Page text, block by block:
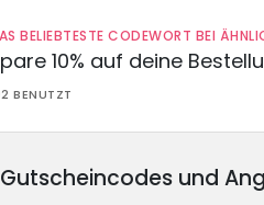
BELIEBTESTE CODEWORT BEI
10% auf deine
BENUTZT
und